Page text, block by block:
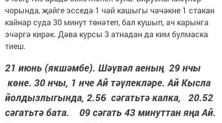
чорында, җәйге эсседә 1 чәй кашыгы чәчәкне 1 стакан
кайнар суда 30 минут төнәтеп, бал кушып, ач карынга
эчәргә кирәк. Дәва курсы 3 атнадан да ким булмаска
тиеш.
21 июнь (якшәмбе). Шәүвәл аеның 29 нчы
көне. 30 нчы, 1 нче Ай тәүлекләре. Ай Кысла
йолдызлыгында, 2.56 сәгатьтә калка, 20.52
сәгатьтә бата. 09 сәгать 43 минуттан яңа Ай.